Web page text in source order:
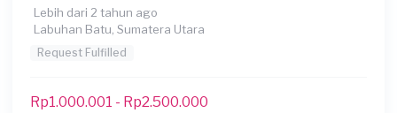
Sekitar 6 tahun yang lalu
Asahan, Sumatera Utara
Request Fulfilled
Kurang dari Rp 1.000.000
Lebih dari 2 tahun ago
Labuhan Batu, Sumatera Utara
Request Fulfilled
Rp1.000.001 - Rp2.500.000